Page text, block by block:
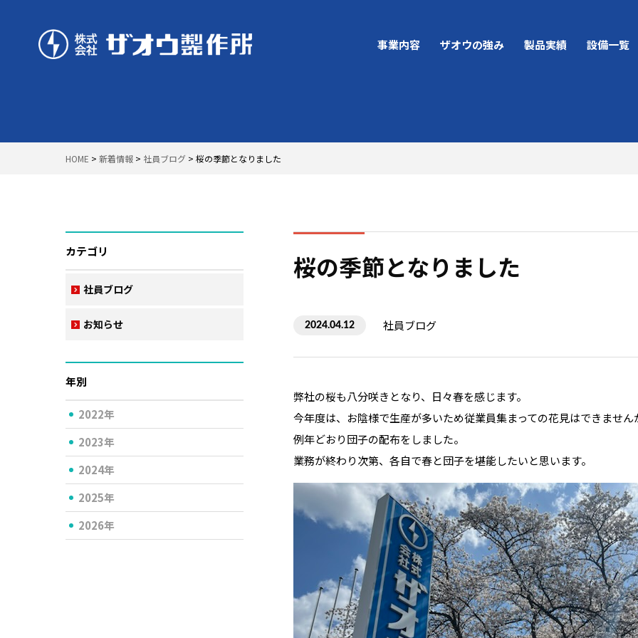
事業内容
事業内容
ザオウの強み
ザオウの強み
製品実績 設備一覧
HOME > 新着情報 > 社員ブログ > 桜の季節となりました
桜の季節となりました
2024.04.12 社員ブログ
弊社の桜も八分咲きとなり、日々春を感じます。
今年度は、お陰様で生産が多いため従業員集まっての花見はできません
例年どおり団子の配布をしました。
業務が終わり次第、各自で春と団子を堪能したいと思います。
カテゴリ
社員ブログ
お知らせ
年別
2022年
2023年
2024年
2025年
2026年